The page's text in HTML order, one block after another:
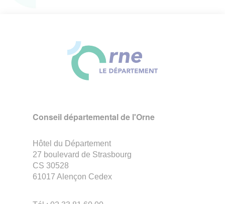
Conseil départemental de l'Orne
Hôtel du Département
27 boulevard de Strasbourg
CS 30528
61017 Alençon Cedex